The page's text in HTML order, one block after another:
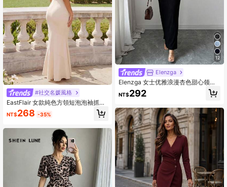
#社交名媛風格
EastFlair 女款純色方領短泡泡袖抓皺
修身優雅洋裝
NT$268 -35%
12
Elenzga
Elenzga 女士优雅浪漫杏色甜心领蝴
蝶结腰身短袖修身长连衣裙，春夏款
NT$292